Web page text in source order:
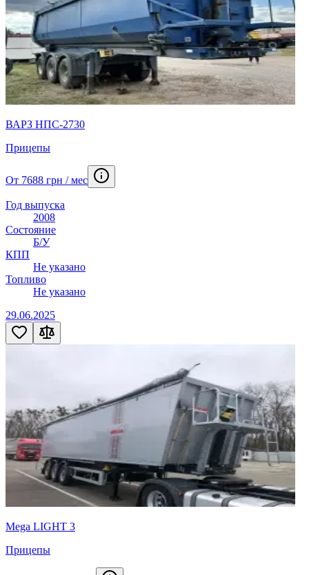
ВАРЗ НПС-2730
Прицепы
От 7688 грн / мес
Год выпуска
2008
Состояние
Б/У
КПП
Не указано
Топливо
Не указано
29.06.2025
Mega LIGHT 3
Прицепы